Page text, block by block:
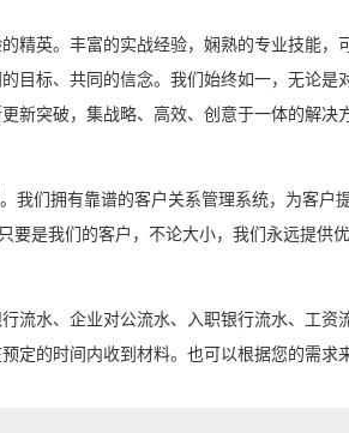
精英。丰富的实战经验，娴熟的专业技能
目标、共同的信念。我们始终如一，无论
新突破，集战略、高效、创意于一体的解决
我们拥有靠谱的客户关系管理系统，为客户
是我们的客户，不论大小，我们永远提供优
流水、企业对公流水、入职银行流水、工
定的时间内收到材料。也可以根据您的需求